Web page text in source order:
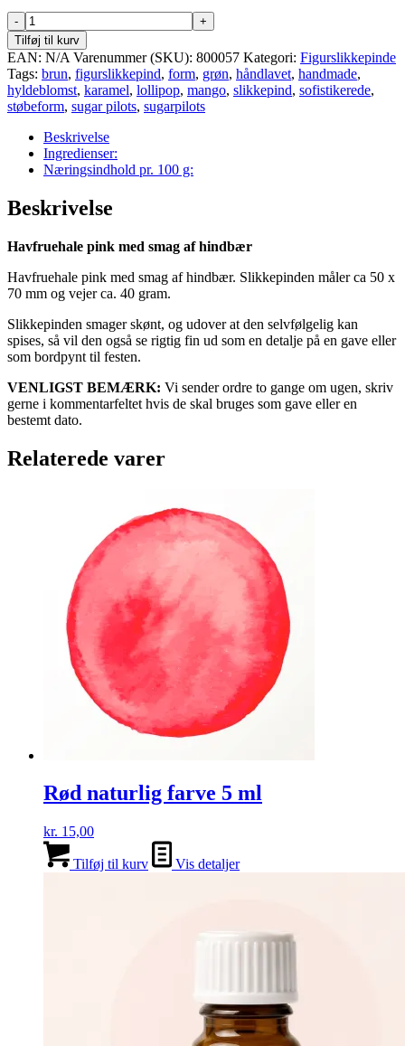
Havfruehale
pink
med
smag
af
hindbær
antal
Tilføj til kurv
EAN: N/A Varenummer (SKU): 800057 Kategori: Figurslikkepinde
Tags: brun, figurslikkepind, form, grøn, håndlavet, handmade,
hyldeblomst, karamel, lollipop, mango, slikkepind, sofistikerede,
støbeform, sugar pilots, sugarpilots
Beskrivelse
Ingredienser:
Næringsindhold pr. 100 g:
Beskrivelse
Havfruehale pink med smag af hindbær
Havfruehale pink med smag af hindbær. Slikkepinden måler ca 50 x
70 mm og vejer ca. 40 gram.
Slikkepinden smager skønt, og udover at den selvfølgelig kan
spises, så vil den også se rigtig fin ud som en detalje på en gave eller
som bordpynt til festen.
VENLIGST BEMÆRK: Vi sender ordre to gange om ugen, skriv
gerne i kommentarfeltet hvis de skal bruges som gave eller en
bestemt dato.
Relaterede varer
Rød naturlig farve 5 ml
kr. 15,00
Tilføj til kurv Vis detaljer